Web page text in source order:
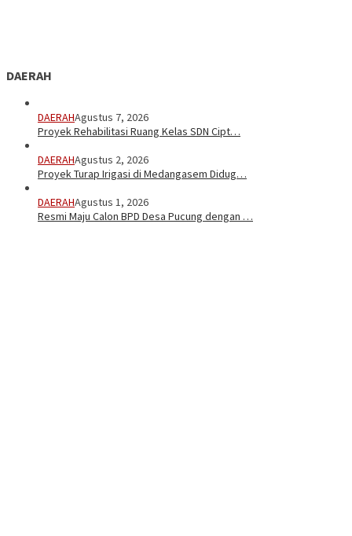
DAERAH
DAERAHAgustus 7, 2026
Proyek Rehabilitasi Ruang Kelas SDN Cipt…
DAERAHAgustus 2, 2026
Proyek Turap Irigasi di Medangasem Didug…
DAERAHAgustus 1, 2026
Resmi Maju Calon BPD Desa Pucung dengan …